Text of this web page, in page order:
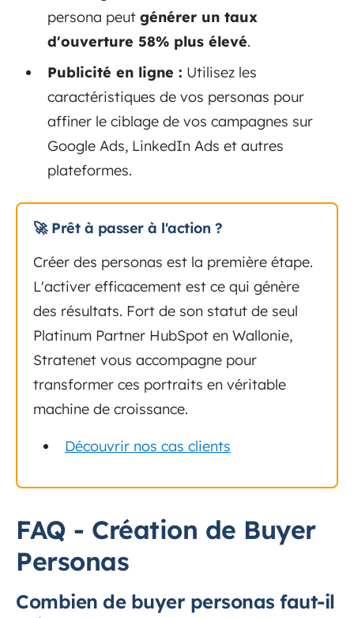
persona peut générer un taux
d'ouverture 58% plus élevé.
Publicité en ligne : Utilisez les
caractéristiques de vos personas pour
affiner le ciblage de vos campagnes sur
Google Ads, LinkedIn Ads et autres
plateformes.
🚀 Prêt à passer à l'action ?
Créer des personas est la première étape.
L'activer efficacement est ce qui génère
des résultats. Fort de son statut de seul
Platinum Partner HubSpot en Wallonie,
Stratenet vous accompagne pour
transformer ces portraits en véritable
machine de croissance.
Découvrir nos cas clients
FAQ - Création de Buyer
Personas
Combien de buyer personas faut-il